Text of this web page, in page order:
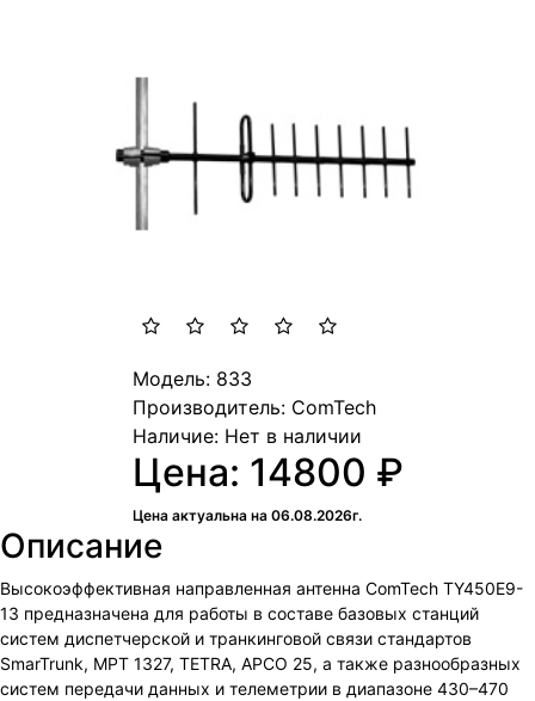
Модель: 833
Производитель: ComTech
Наличие: Нет в наличии
Цена: 14800 ₽
Цена актуальна на 06.08.2026г.
Описание
Высокоэффективная направленная антенна ComTech TY450E9-
13 предназначена для работы в составе базовых станций
систем диспетчерской и транкинговой связи стандартов
SmarTrunk, MPT 1327, TETRA, APCO 25, а также разнообразных
систем передачи данных и телеметрии в диапазоне 430–470